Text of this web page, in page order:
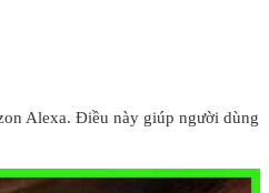
Alexa. Điều này giúp người dùng